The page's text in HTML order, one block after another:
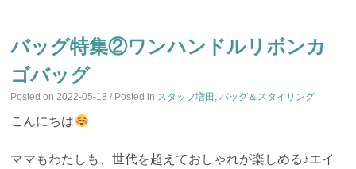
バッグ特集②ワンハンドルリボンカ
ゴバッグ
Posted on2022-05-18 / Posted in スタッフ増田 ,バッグ＆スタイリング
こんにちは
ママもわたしも、世代を超えておしゃれが楽しめる♪エイ